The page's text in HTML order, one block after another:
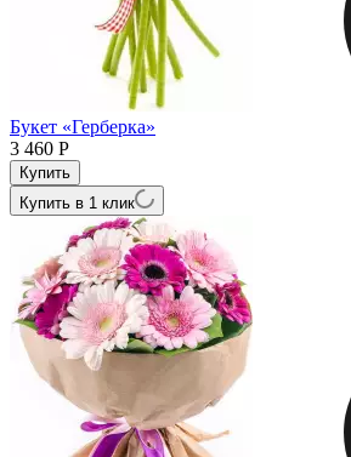
Букет «Герберка»
3 460 Р
Купить в 1 клик